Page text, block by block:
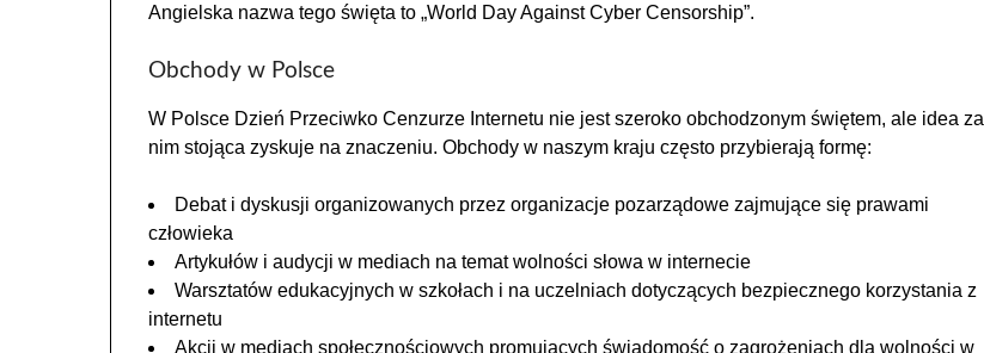
Angielska nazwa tego święta to „World Day Against Cyber Censorship”.
Obchody w Polsce
W Polsce Dzień Przeciwko Cenzurze Internetu nie jest szeroko obchodzonym świętem, ale idea za
nim stojąca zyskuje na znaczeniu. Obchody w naszym kraju często przybierają formę:
Debat i dyskusji organizowanych przez organizacje pozarządowe zajmujące się prawami
człowieka
Artykułów i audycji w mediach na temat wolności słowa w internecie
Warsztatów edukacyjnych w szkołach i na uczelniach dotyczących bezpiecznego korzystania z
internetu
Akcji w mediach społecznościowych promujących świadomość o zagrożeniach dla wolności w